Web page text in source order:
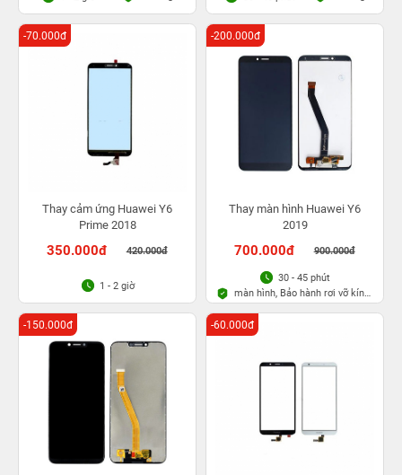
Thay cảm ứng Huawei Y6
Prime 2018
350.000đ 420.000đ
-70.000đ
1 - 2 giờ
Thay màn hình Huawei Y6
2019
700.000đ 900.000đ
-200.000đ
30 - 45 phút
màn hình, Bảo hành rơi vỡ kính
1 lần trong 3 tháng
-150.000đ -60.000đ